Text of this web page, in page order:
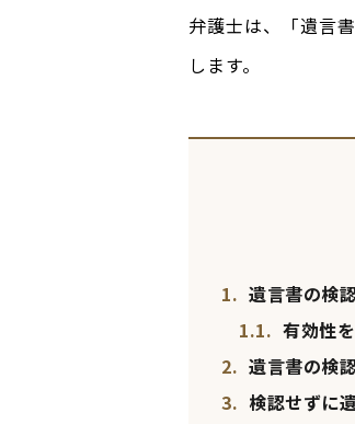
弁護士は、「遺言
します。
1. 遺言書の検
1.1. 有効性
2. 遺言書の検
3. 検認せずに